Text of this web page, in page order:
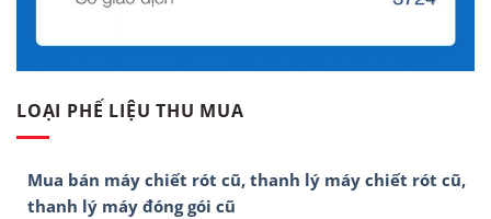
LOẠI PHẾ LIỆU THU MUA
Mua bán máy chiết rót cũ, thanh lý máy chiết rót cũ,
thanh lý máy đóng gói cũ